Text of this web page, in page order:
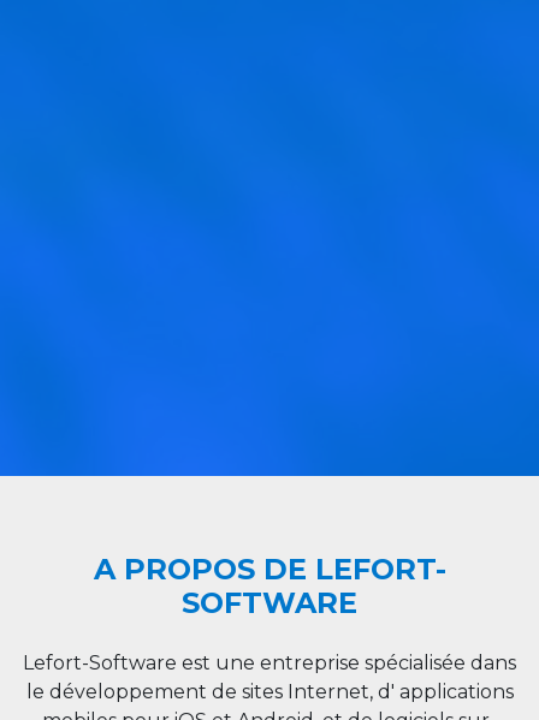
A PROPOS DE LEFORT-
SOFTWARE
Lefort-Software est une entreprise spécialisée dans
le développement de sites Internet, d' applications